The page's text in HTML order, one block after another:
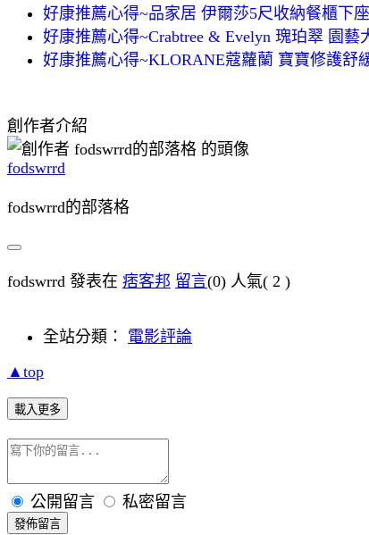
好康推薦心得~品家居 伊爾莎5尺收納餐櫃下座
好康推薦心得~Crabtree & Evelyn 瑰珀翠 園藝
好康推薦心得~KLORANE蔻蘿蘭 寶寶修護舒
創作者介紹
fodswrrd
fodswrrd的部落格
fodswrrd 發表在 痞客邦 留言(0) 人氣( 2 )
全站分類： 電影評論
▲top
載入更多
公開留言 私密留言
發佈留言